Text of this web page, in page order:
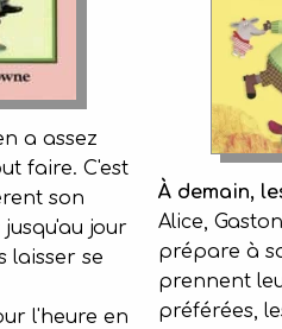
a assez
faire. C'est
son
jour
laisser se
l'heure en
À demain,
Alice,
prépare à
prennent
préférées,